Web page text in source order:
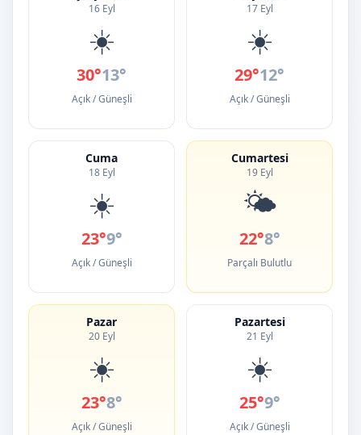
16 Eyl
☀️
30°13°
Açık / Güneşli
17 Eyl
☀️
29°12°
Açık / Güneşli
Cuma
18 Eyl
☀️
23°9°
Açık / Güneşli
Cumartesi
19 Eyl
🌤️
22°8°
Parçalı Bulutlu
Pazar
20 Eyl
☀️
23°8°
Açık / Güneşli
Pazartesi
21 Eyl
☀️
25°9°
Açık / Güneşli